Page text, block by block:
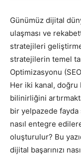
Günümüz dijital
ulaşması ve
stratejileri
stratejilerin temel
Optimizasyonu
Her iki kanal, doğru
bilinirliğini
bir yelpazede fayda
nasıl entegre
oluşturulur? Bu
dijital başarınızı